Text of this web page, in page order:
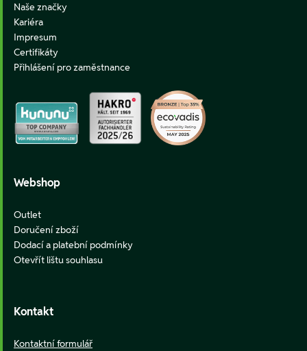
Naše značky
Kariéra
Impresum
Certifikáty
Přihlášení pro zaměstnance
Webshop
Outlet
Doručení zboží
Dodací a platební podmínky
Otevřít lištu souhlasu
Kontakt
Kontaktní formulář